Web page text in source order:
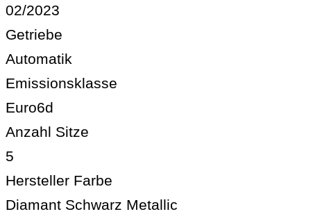
02/2023
Getriebe
Automatik
Emissionsklasse
Euro6d
Anzahl Sitze
5
Hersteller Farbe
Diamant Schwarz Metallic